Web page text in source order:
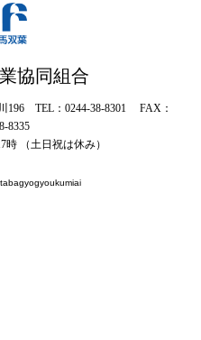
協同組合
196 TEL：0244-38-8301 FAX：
8335
時 （土日祝は休み）